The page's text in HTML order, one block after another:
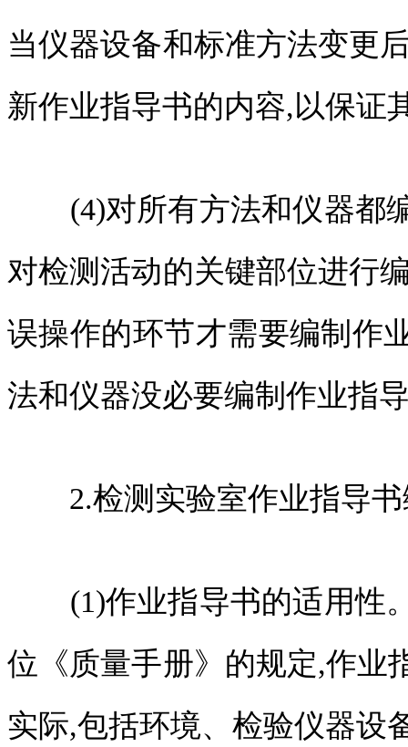
当仪器设备和标准方法变更
新作业指导书的内容,以保证
(4)对所有方法和仪器都编
对检测活动的关键部位进行
误操作的环节才需要编制作
法和仪器没必要编制作业指
2.检测实验室作业指导书
(1)作业指导书的适用性。
位《质量手册》的规定,作业
实际,包括环境、检验仪器设